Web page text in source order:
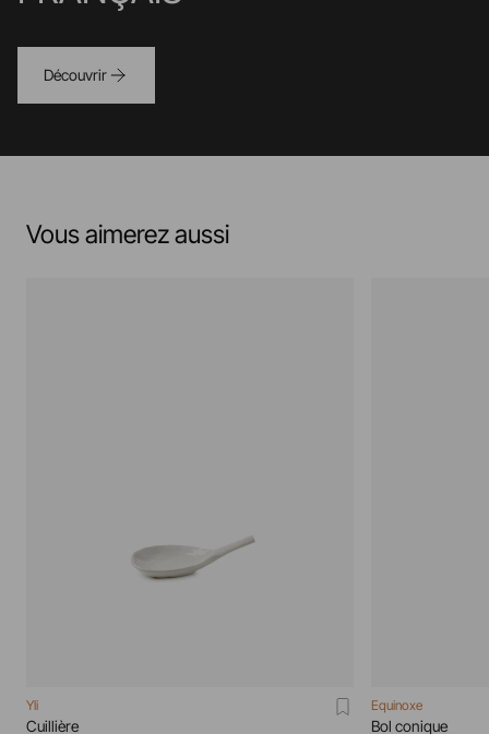
Découvrir
Vous aimerez aussi
Yli
Cuillière
Equinoxe
Bol conique